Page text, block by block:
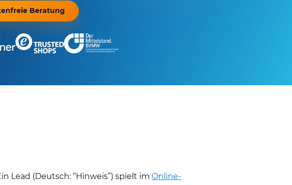
Beratung
Lead (Deutsch: “Hinweis”) spielt im Online-